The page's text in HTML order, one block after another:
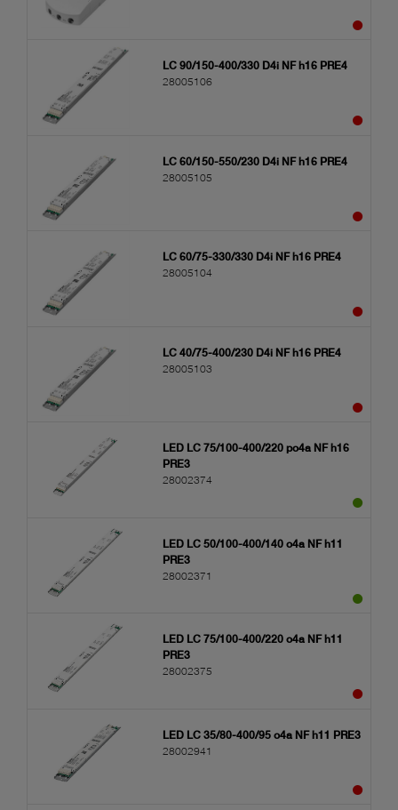
LC 90/150-400/330 D4i NF h16 PRE4
28005106
LC 60/150-550/230 D4i NF h16 PRE4
28005105
LC 60/75-330/330 D4i NF h16 PRE4
28005104
LC 40/75-400/230 D4i NF h16 PRE4
28005103
LED LC 75/100-400/220 po4a NF h16
PRE3
28002374
LED LC 50/100-400/140 o4a NF h11
PRE3
28002371
LED LC 75/100-400/220 o4a NF h11
PRE3
28002375
LED LC 35/80-400/95 o4a NF h11 PRE3
28002941